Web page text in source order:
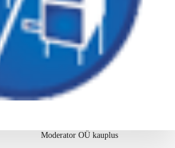
Moderator OÜ kauplus